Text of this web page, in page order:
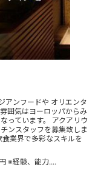
アンフードや オリエンタ
囲気はヨーロッパからみ
っています。 アクアリウ
ンスタッフを募集致しま
業界で多彩なスキルを
※経験、能力....